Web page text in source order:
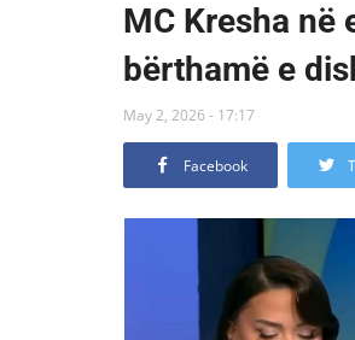
MC Kresha në
bërthamë e
May 2, 2026 - 17:17
Facebook